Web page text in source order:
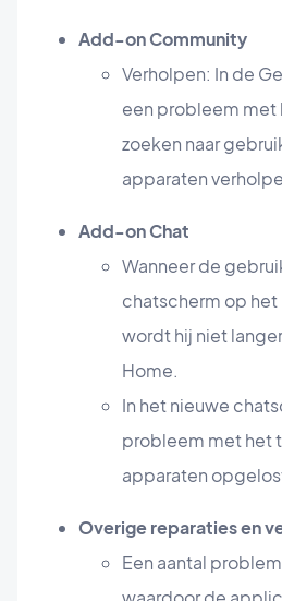
Add-on Community
Verholpen: In de
een probleem
zoeken naar
apparaten
Add-on Chat
Wanneer de
chatscherm op het
wordt hij niet
Home.
In het nieuwe
probleem met het
apparaten
Overige reparaties en
Een aantal